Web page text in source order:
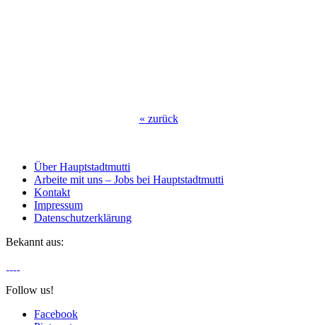
« zurück
Über Hauptstadtmutti
Arbeite mit uns – Jobs bei Hauptstadtmutti
Kontakt
Impressum
Datenschutzerklärung
Bekannt aus:
Follow us!
Facebook